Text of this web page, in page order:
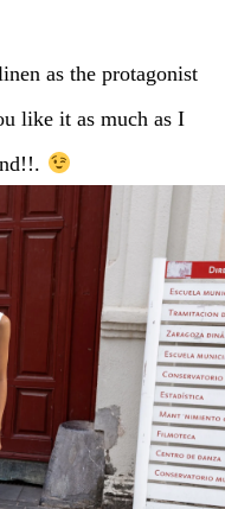
as the protagonist
like it as much as I